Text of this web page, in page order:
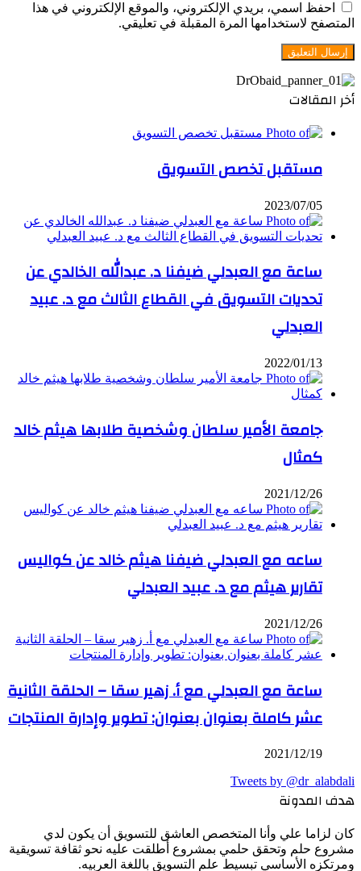
احفظ اسمي، بريدي الإلكتروني، والموقع الإلكتروني في هذا
المتصفح لاستخدامها المرة المقبلة في تعليقي.
أخر المقالات
مستقبل تخصص التسويق
2023/07/05
ساعة مع العبدلي ضيفنا د. عبدالله الخالدي عن
تحديات التسويق في القطاع الثالث مع د. عبيد
العبدلي
2022/01/13
جامعة الأمير سلطان وشخصية طلابها هيثم خالد
كمثال
2021/12/26
ساعه مع العبدلي ضيفنا هيثم خالد عن كواليس
تقارير هيثم مع د. عبيد العبدلي
2021/12/26
ساعة مع العبدلي مع أ. زهير سقا – الحلقة الثانية
عشر كاملة بعنوان بعنوان: تطوير وإدارة المنتجات
2021/12/19
Tweets by @dr_alabdali
هدف المدونة
كان لزاما علي وأنا المتخصص العاشق للتسويق أن يكون لدي
مشروع حلم وتحقق حلمي بمشروع أطلقت عليه نحو ثقافة تسويقية
ومرتكزه الأساسي تبسيط علم التسويق باللغة العربيه.